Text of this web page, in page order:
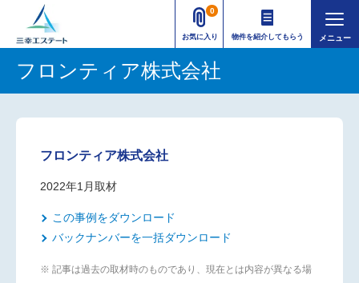
お気に入り
0
物件を紹介してもらう
フロンティア株式会社
フロンティア株式会社
2022年1月取材
この事例をダウンロード
バックナンバーを一括ダウンロード
※ 記事は過去の取材時のものであり、現在とは内容が異なる場